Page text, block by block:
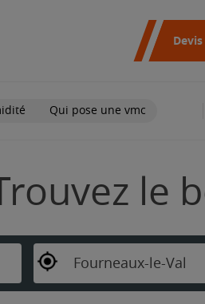
Qui pose une vmc
le
Fourneaux-le-Val